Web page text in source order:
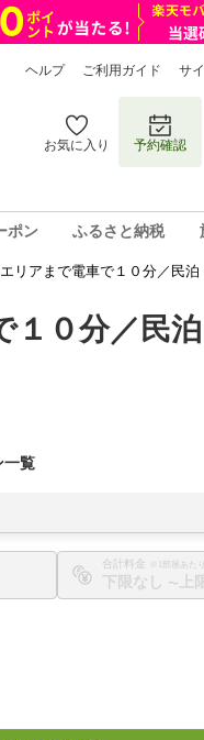
ヘルプ ご利用ガイド サ
お気に入り 予約確認
ポン ふるさと納税
リアまで電車で１０分／民
１０分／民泊
一覧
合計料金 ※1部屋あた
〜